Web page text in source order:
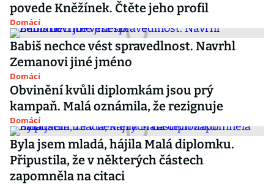
povede Kněžínek. Čtěte jeho profil
Domácí
Babiš nechce vést spravedlnost. Navrhl
Zemanovi jiné jméno
Domácí
Obvinění kvůli diplomkám jsou prý
kampaň. Malá oznámila, že rezignuje
Domácí
Byla jsem mladá, hájila Malá diplomku.
Připustila, že v některých částech
zapomněla na citaci